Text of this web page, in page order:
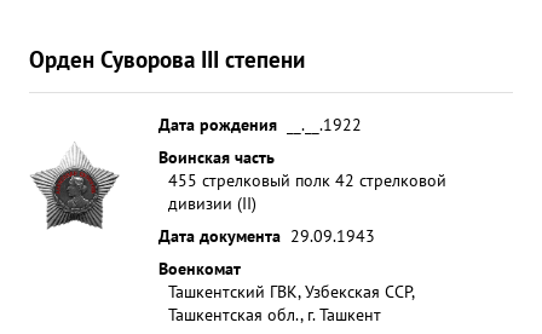
Орден Суворова III степени
Дата рождения
__.__.1922
Воинская часть
455 стрелковый полк 42 стрелковой
дивизии (II)
Дата документа 29.09.1943
Военкомат
Ташкентский ГВК, Узбекская ССР,
Ташкентская обл., г. Ташкент